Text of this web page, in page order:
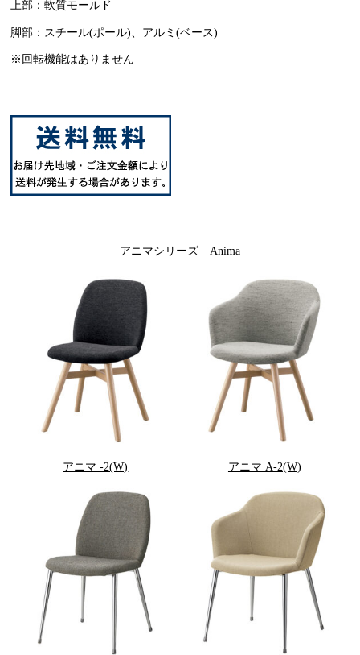
上部：軟質モールド
脚部：スチール(ポール)、アルミ(ベース)
※回転機能はありません
アニマシリーズ Anima
アニマ -2(W) アニマ A-2(W)